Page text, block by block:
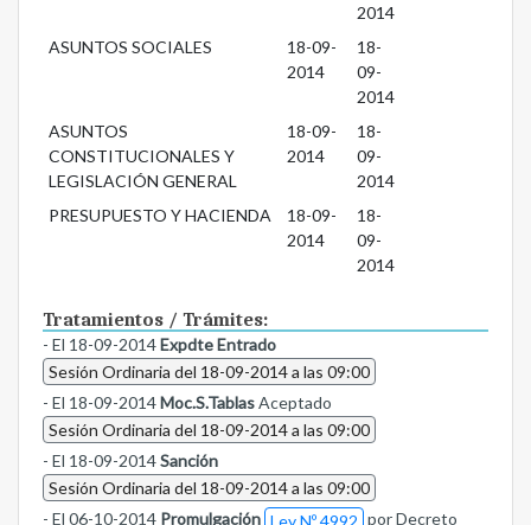
2014
ASUNTOS SOCIALES
18-09-
2014
18-
09-
2014
ASUNTOS
CONSTITUCIONALES Y
LEGISLACIÓN GENERAL
18-09-
2014
18-
09-
2014
PRESUPUESTO Y HACIENDA
18-09-
2014
18-
09-
2014
Tratamientos / Trámites:
- El 18-09-2014Expdte Entrado
Sesión Ordinaria del 18-09-2014 a las 09:00
- El 18-09-2014Moc.S.TablasAceptado
Sesión Ordinaria del 18-09-2014 a las 09:00
- El 18-09-2014Sanción
Sesión Ordinaria del 18-09-2014 a las 09:00
- El 06-10-2014 Promulgación
por Decreto